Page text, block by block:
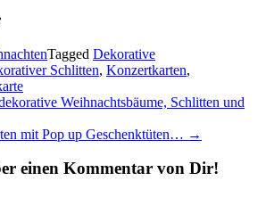
Tagged Dekorative
Schlitten, Konzertkarten,
Weihnachtsbäume, Schlitten und
mit Pop up Geschenktüten… →
einen Kommentar von Dir!